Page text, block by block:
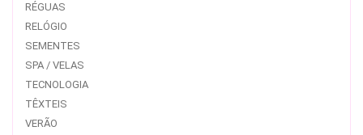
RÉGUAS
RELÓGIO
SEMENTES
SPA / VELAS
TECNOLOGIA
TÊXTEIS
VERÃO